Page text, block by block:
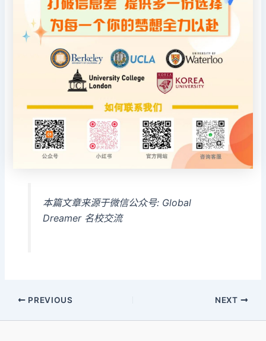
本篇文章来源于微信公众号: Global
Dreamer 名校交流
PREVIOUS NEXT